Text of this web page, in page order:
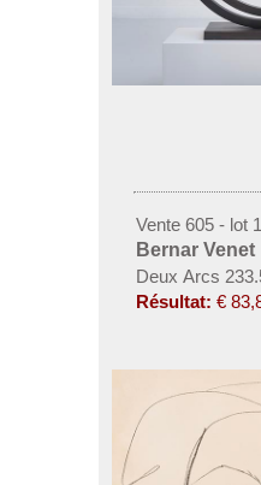
Vente 605 - lot
Bernar Venet
Deux Arcs
Résultat: €